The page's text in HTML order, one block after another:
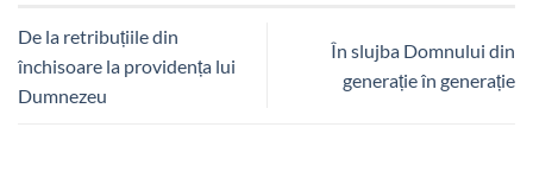
De la retribuțiile din
închisoare la providența lui
Dumnezeu
În slujba Domnului din
generație în generație